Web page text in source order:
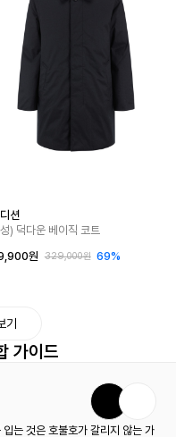
션
) 덕다운 베이직 코트
원
329,000원 69%
가이드
는 것은 호불호가 갈리지 않는 가